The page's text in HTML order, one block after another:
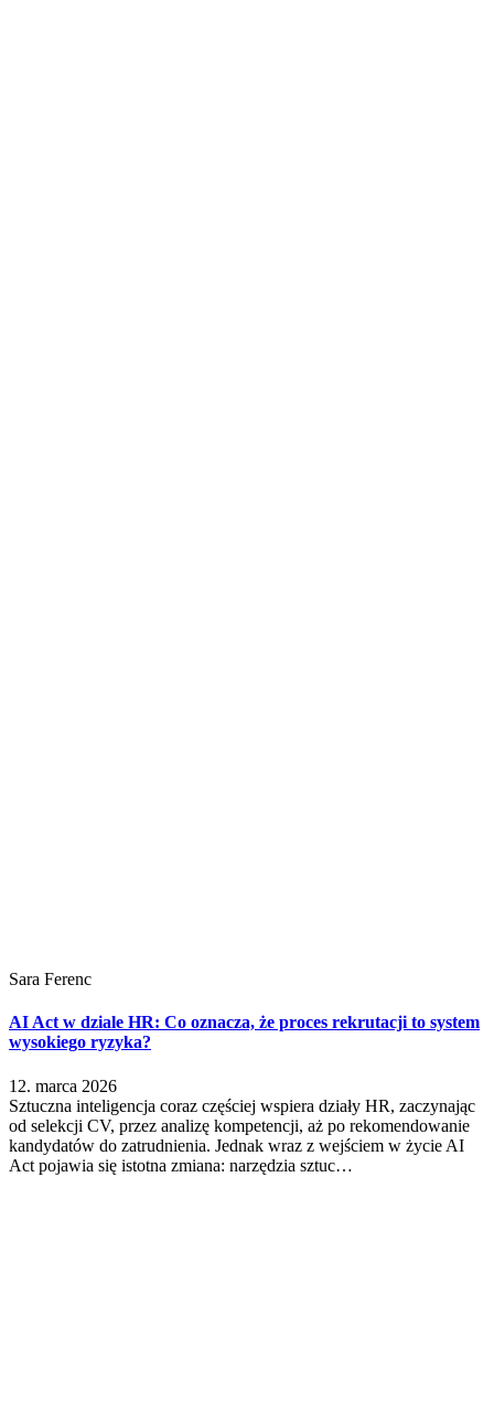
Sara Ferenc
AI Act w dziale HR: Co oznacza, że proces rekrutacji to system
wysokiego ryzyka?
12. marca 2026
Sztuczna inteligencja coraz częściej wspiera działy HR, zaczynając
od selekcji CV, przez analizę kompetencji, aż po rekomendowanie
kandydatów do zatrudnienia. Jednak wraz z wejściem w życie AI
Act pojawia się istotna zmiana: narzędzia sztuc…